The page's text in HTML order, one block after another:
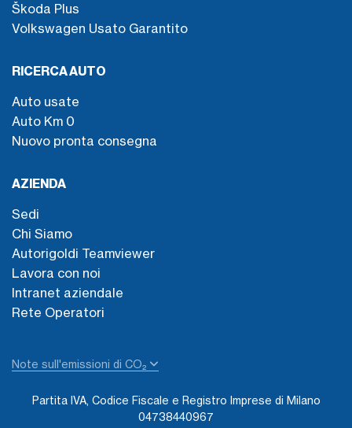
Škoda Plus
Volkswagen Usato Garantito
RICERCA AUTO
Auto usate
Auto Km 0
Nuovo pronta consegna
AZIENDA
Sedi
Chi Siamo
Autorigoldi Teamviewer
Lavora con noi
Intranet aziendale
Rete Operatori
Note sull'emissioni di CO₂
Partita IVA, Codice Fiscale e Registro Imprese di Milano
04738440967